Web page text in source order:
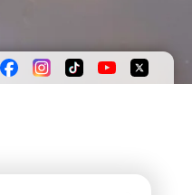
gotitas de yogurt.